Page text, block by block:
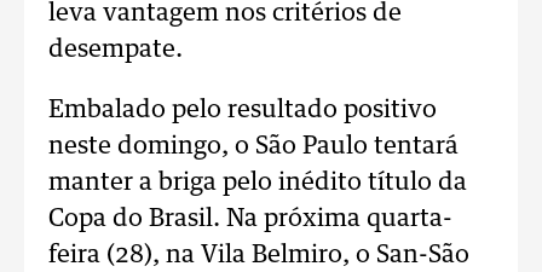
leva vantagem nos critérios de
desempate.
Embalado pelo resultado positivo
neste domingo, o São Paulo tentará
manter a briga pelo inédito título da
Copa do Brasil. Na próxima quarta-
feira (28), na Vila Belmiro, o San-São